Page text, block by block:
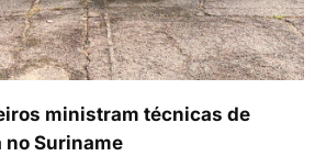
ministram técnicas de
no Suriname